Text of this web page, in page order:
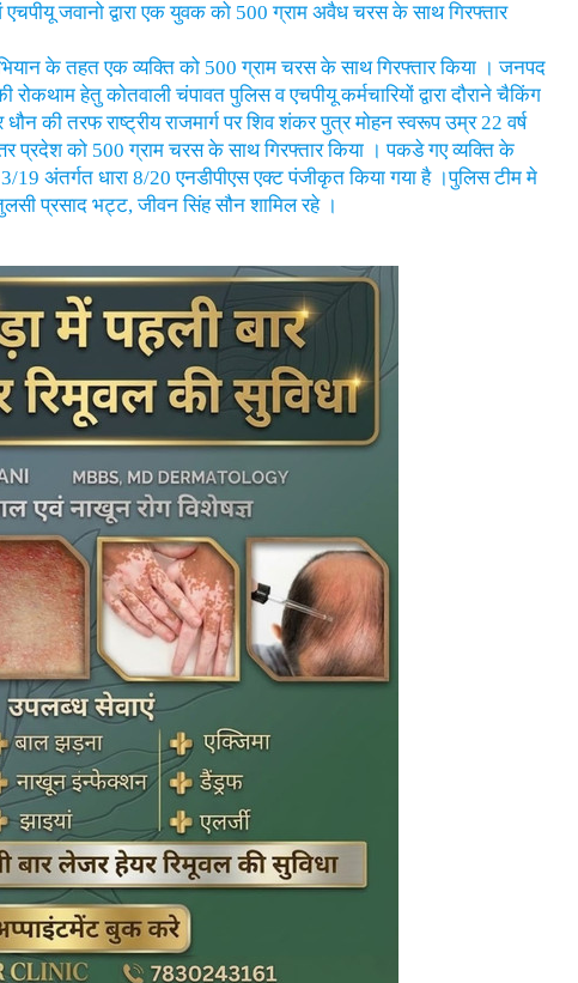
जवानो द्वारा एक युवक को 500 ग्राम अवैध चरस के साथ गिरफ्तार
के तहत एक व्यक्ति को 500 ग्राम चरस के साथ गिरफ्तार किया । जनपद
हेतु कोतवाली चंपावत पुलिस व एचपीयू कर्मचारियों द्वारा दौराने चैकिंग
की तरफ राष्ट्रीय राजमार्ग पर शिव शंकर पुत्र मोहन स्वरूप उम्र 22 वर्ष
प्रदेश को 500 ग्राम चरस के साथ गिरफ्तार किया । पकडे गए व्यक्ति के
अंतर्गत धारा 8/20 एनडीपीएस एक्ट पंजीकृत किया गया है ।पुलिस टीम मे
प्रसाद भट्ट, जीवन सिंह सौन शामिल रहे ।